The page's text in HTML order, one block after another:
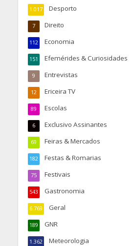
Desporto
1.017
Direito
7
Economia
112
Efemérides & Curiosidades
151
Entrevistas
9
Ericeira TV
12
Escolas
89
Exclusivo Assinantes
6
Feiras & Mercados
69
Festas & Romarias
182
Festivais
75
Gastronomia
543
Geral
6.769
GNR
189
Meteorologia
1.362